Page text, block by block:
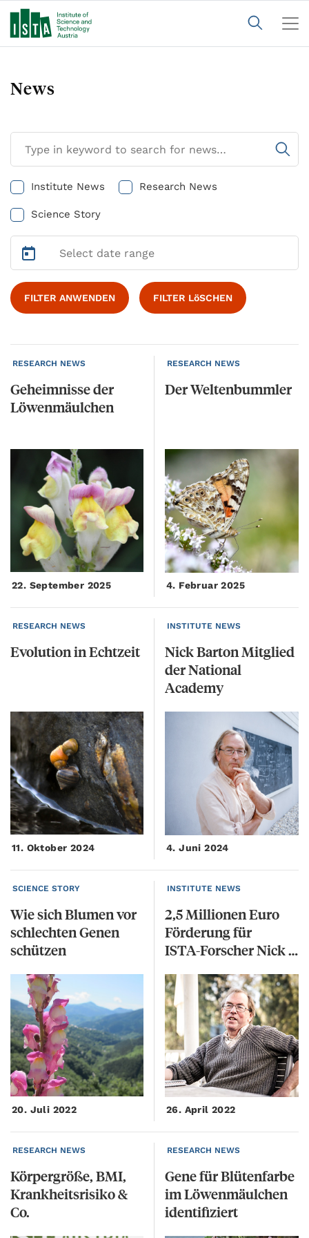
News
Institute News Research News
Science Story
FILTER ANWENDEN FILTER LöSCHEN
RESEARCH NEWS
Geheimnisseder
Löwenmäulchen
22. September 2025
RESEARCH NEWS
DerWeltenbummler
4. Februar 2025
RESEARCH NEWS
EvolutioninEchtzeit
11. Oktober 2024
INSTITUTE NEWS
Nick Barton Mitglied
der National
Academy
4. Juni 2024
SCIENCE STORY
Wie sich Blumen vor
schlechten Genen
schützen
20. Juli 2022
INSTITUTE NEWS
2,5 Millionen Euro
Förderung für
ISTA-Forscher Nick Barton
26. April 2022
RESEARCH NEWS
Körpergröße, BMI,
Krankheitsrisiko &
Co.
RESEARCH NEWS
Gene für Blütenfarbe
im Löwenmäulchen
identifiziert